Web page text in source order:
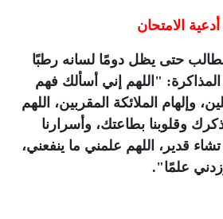
أدعية الامتحان
حتى يظل دومًا لسانه رطبًا
"اللهم إني أسألك فهم
وإلهام الملائكة المقربين، اللهم
وقلوبنا بطاعتك، وأسرارنا
قدير، اللهم علمني ما ينفعني،
علمًا".